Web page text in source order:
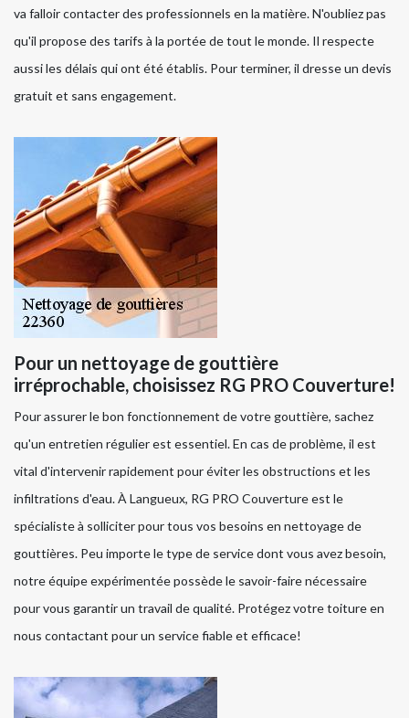
va falloir contacter des professionnels en la matière. N'oubliez pas
qu'il propose des tarifs à la portée de tout le monde. Il respecte
aussi les délais qui ont été établis. Pour terminer, il dresse un devis
gratuit et sans engagement.
Pour un nettoyage de gouttière
irréprochable, choisissez RG PRO Couverture!
Pour assurer le bon fonctionnement de votre gouttière, sachez
qu'un entretien régulier est essentiel. En cas de problème, il est
vital d'intervenir rapidement pour éviter les obstructions et les
infiltrations d'eau. À Langueux, RG PRO Couverture est le
spécialiste à solliciter pour tous vos besoins en nettoyage de
gouttières. Peu importe le type de service dont vous avez besoin,
notre équipe expérimentée possède le savoir-faire nécessaire
pour vous garantir un travail de qualité. Protégez votre toiture en
nous contactant pour un service fiable et efficace!